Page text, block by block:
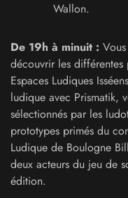
Wallon.
De 19h à minuit :
découvrir les
Espaces Ludiques
ludique avec Prismatik,
sélectionnés par les
prototypes primés du
Ludique de Boulogne
deux acteurs du jeu de
édition.